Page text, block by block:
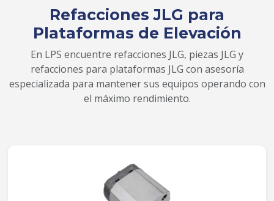
Refacciones JLG para
Plataformas de Elevación
En LPS encuentre refacciones JLG, piezas JLG y
refacciones para plataformas JLG con asesoría
especializada para mantener sus equipos operando con
el máximo rendimiento.